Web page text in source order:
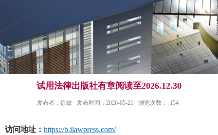
试用法律出版社有章阅读至2026.12.30
发布者：徐敏 发布时间：2026-05-21 浏览次数： 154
访问地址： https://b.ilawpress.com/